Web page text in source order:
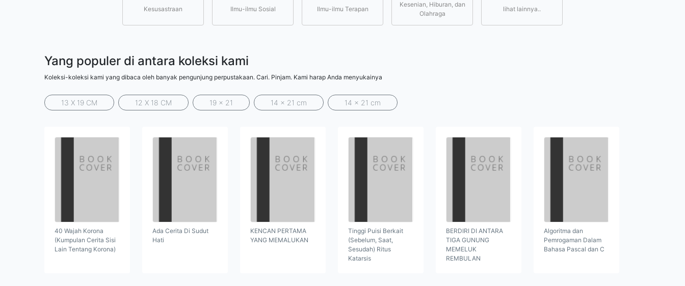
Kesusastraan Ilmu-ilmu Sosial Ilmu-ilmu Terapan
Kesenian, Hiburan, dan
Olahraga
lihat lainnya..
Yang populer di antara koleksi kami
Koleksi-koleksi kami yang dibaca oleh banyak pengunjung perpustakaan. Cari. Pinjam. Kami harap Anda menyukainya
13 X 19 CM 12 X 18 CM 19 x 21 14 x 21 cm 14 x 21 cm
40 Wajah Korona
(Kumpulan Cerita Sisi
Lain Tentang Korona)
Ada Cerita Di Sudut
Hati
KENCAN PERTAMA
YANG MEMALUKAN
Tinggi Puisi Berkait
(Sebelum, Saat,
Sesudah) Ritus
Katarsis
BERDIRI DI ANTARA
TIGA GUNUNG
MEMELUK
REMBULAN
Algoritma dan
Pemrogaman Dalam
Bahasa Pascal dan C